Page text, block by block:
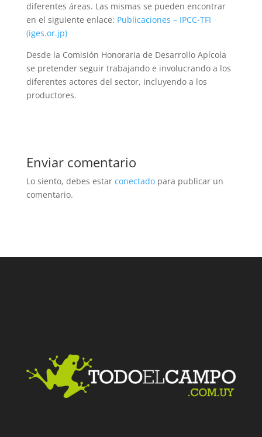
diferentes áreas. Las mismas se pueden encontrar
en el siguiente enlace: Publicaciones – IPCC-TFI
(iges.or.jp)
Desde la Comisión Honoraria de Desarrollo Apícola
se pretender seguir trabajando e involucrando a los
diferentes actores del sector, incluyendo a los
productores.
Enviar comentario
Lo siento, debes estar conectadopara publicar un
comentario.
Facebook